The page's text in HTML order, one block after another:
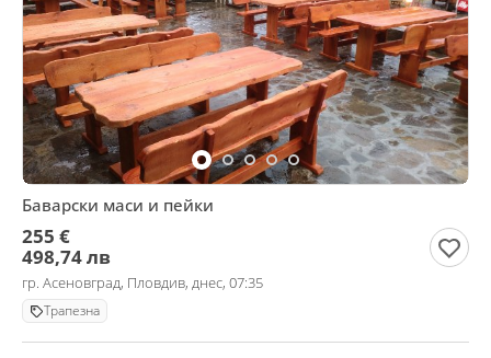
Баварски маси и пейки
255 €
498,74 лв
гр. Асеновград, Пловдив, днес, 07:35
Трапезна